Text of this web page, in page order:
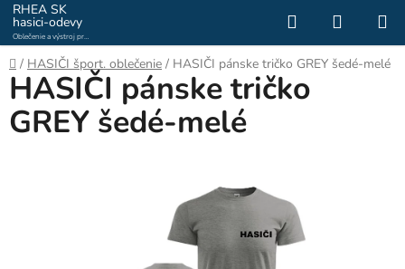
Prejsť
na
obsah
RHEA SK
hasici-odevy
Oblečenie a výstroj pre
hasičov a záchranárov
Hľadať
KOŠÍK
Domov
/ HASIČI šport. oblečenie / HASIČI pánske tričko GREY šedé-melé
HASIČI pánske tričko
GREY šedé-melé